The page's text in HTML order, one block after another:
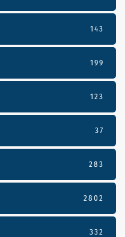
143
199
123
37
283
2802
332